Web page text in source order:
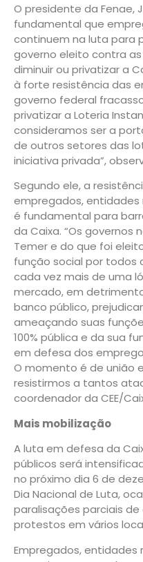
O presidente da Fenae,
fundamental que
continuem na luta para
governo eleito contra
diminuir ou privatizar a
à forte resistência das
governo federal
privatizar a Loteria
consideramos ser a
de outros setores das
iniciativa privada”,
Segundo ele, a
empregados,
é fundamental para
da Caixa. “Os governos
Temer e do que foi
função social por todos
cada vez mais de uma
mercado, em
banco público,
ameaçando suas
100% pública e da sua
em defesa dos
O momento é de união
resistirmos a tantos
coordenador da CEE/
Mais mobilização
A luta em defesa da
públicos será
no próximo dia 6 de
Dia Nacional de Luta,
paralisações parciais
protestos em vários
Empregados,